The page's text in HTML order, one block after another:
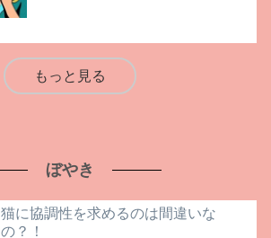
もっと見る
ぼやき
猫に協調性を求めるのは間違いな
の？！